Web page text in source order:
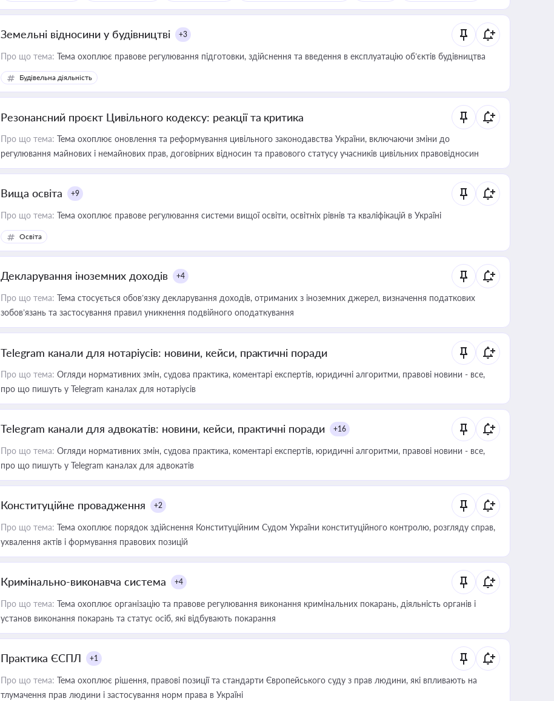
Земельні відносини у будівництві +3
Про що тема: Тема охоплює правове регулювання підготовки, здійснення та введення в експлуатацію об’єктів будівництва
Будівельна діяльність
Резонансний проєкт Цивільного кодексу: реакції та критика
Про що тема: Тема охоплює оновлення та реформування цивільного законодавства України, включаючи зміни до
регулювання майнових і немайнових прав, договірних відносин та правового статусу учасників цивільних правовідносин
Вища освіта +9
Про що тема: Тема охоплює правове регулювання системи вищої освіти, освітніх рівнів та кваліфікацій в Україні
Освіта
Декларування іноземних доходів +4
Про що тема: Тема стосується обов’язку декларування доходів, отриманих з іноземних джерел, визначення податкових
зобов’язань та застосування правил уникнення подвійного оподаткування
Telegram канали для нотаріусів: новини, кейси, практичні поради
Про що тема: Огляди нормативних змін, судова практика, коментарі експертів, юридичні алгоритми, правові новини - все,
про що пишуть у Telegram каналах для нотаріусів
Telegram канали для адвокатів: новини, кейси, практичні поради +16
Про що тема: Огляди нормативних змін, судова практика, коментарі експертів, юридичні алгоритми, правові новини - все,
про що пишуть у Telegram каналах для адвокатів
Конституційне провадження +2
Про що тема: Тема охоплює порядок здійснення Конституційним Судом України конституційного контролю, розгляду справ,
ухвалення актів і формування правових позицій
Кримінально-виконавча система +4
Про що тема: Тема охоплює організацію та правове регулювання виконання кримінальних покарань, діяльність органів і
установ виконання покарань та статус осіб, які відбувають покарання
Практика ЄСПЛ +1
Про що тема: Тема охоплює рішення, правові позиції та стандарти Європейського суду з прав людини, які впливають на
тлумачення прав людини і застосування норм права в Україні